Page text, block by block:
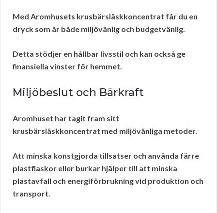
Med Aromhusets krusbärsläskkoncentrat får du en
dryck som är både miljövänlig och budgetvänlig.
Detta stödjer en hållbar livsstil och kan också ge
finansiella vinster för hemmet.
Miljöbeslut och Bärkraft
Aromhuset har tagit fram sitt
krusbärsläskkoncentrat med miljövänliga metoder.
Att minska konstgjorda tillsatser och använda färre
plastflaskor eller burkar hjälper till att minska
plastavfall och energiförbrukning vid produktion och
transport.